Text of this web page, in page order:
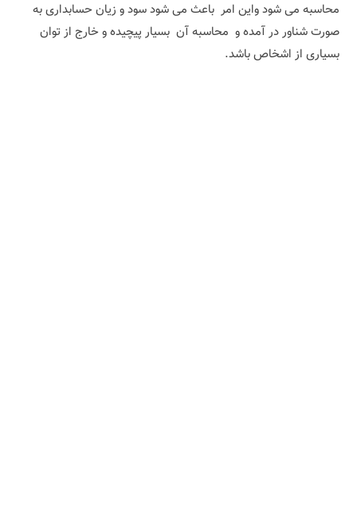
محاسبه می شود واین امر باعث می شود سود و زیان حسابداری به
صورت شناور در آمده و محاسبه آن بسیار پیچیده و خارج از توان
بسیاری از اشخاص باشد.